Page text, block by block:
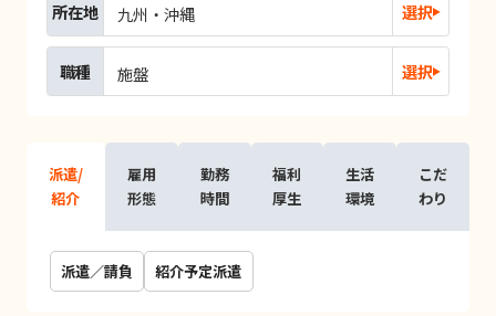
所在地 九州・沖縄 選択
職種 施盤 選択
派遣/
紹介
雇用
形態
勤務
時間
福利
厚生
生活
環境
こだ
わり
派遣／請負 紹介予定派遣